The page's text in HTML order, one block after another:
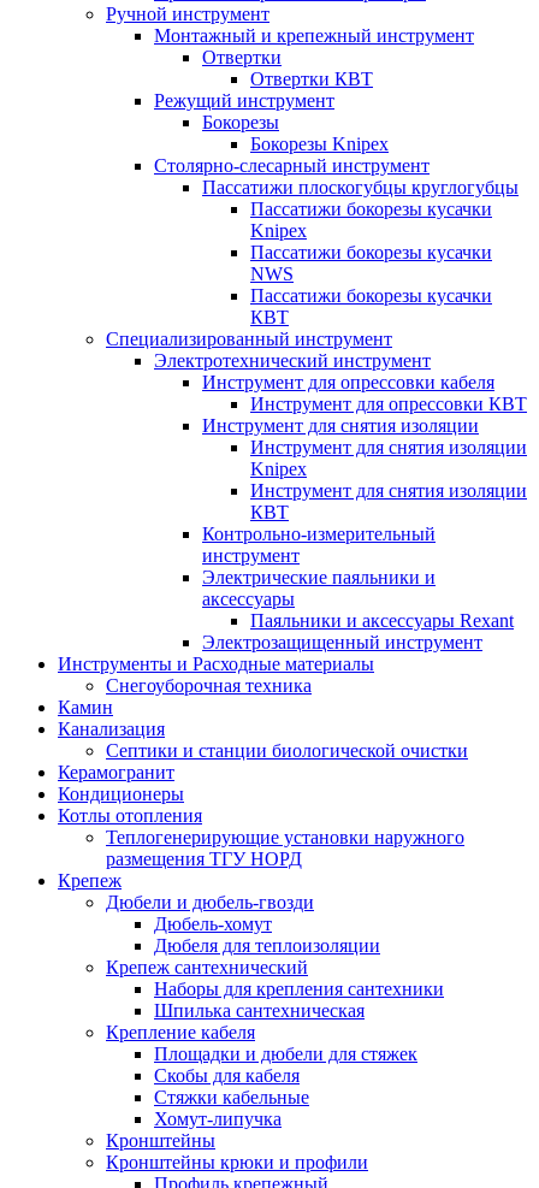
Ручной инструмент
Монтажный и крепежный инструмент
Отвертки
Отвертки КВТ
Режущий инструмент
Бокорезы
Бокорезы Knipex
Столярно-слесарный инструмент
Пассатижи плоскогубцы круглогубцы
Пассатижи бокорезы кусачки
Knipex
Пассатижи бокорезы кусачки
NWS
Пассатижи бокорезы кусачки
КВТ
Специализированный инструмент
Электротехнический инструмент
Инструмент для опрессовки кабеля
Инструмент для опрессовки КВТ
Инструмент для снятия изоляции
Инструмент для снятия изоляции
Knipex
Инструмент для снятия изоляции
КВТ
Контрольно-измерительный
инструмент
Электрические паяльники и
аксессуары
Паяльники и аксессуары Rexant
Электрозащищенный инструмент
Инструменты и Расходные материалы
Снегоуборочная техника
Камин
Канализация
Септики и станции биологической очистки
Керамогранит
Кондиционеры
Котлы отопления
Теплогенерирующие установки наружного
размещения ТГУ НОРД
Крепеж
Дюбели и дюбель-гвозди
Дюбель-хомут
Дюбеля для теплоизоляции
Крепеж сантехнический
Наборы для крепления сантехники
Шпилька сантехническая
Крепление кабеля
Площадки и дюбели для стяжек
Скобы для кабеля
Стяжки кабельные
Хомут-липучка
Кронштейны
Кронштейны крюки и профили